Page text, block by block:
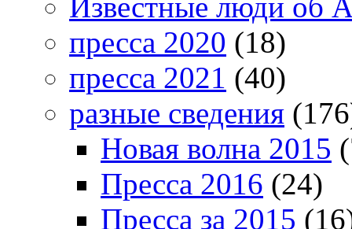
пресса 2020 (18)
пресса 2021 (40)
разные сведения
Новая волна 2015
Пресса 2016 (24)
Пресса за 2015